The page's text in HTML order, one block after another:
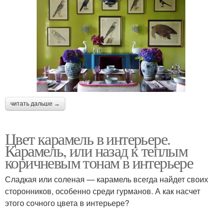
читать дальше →
Цвет карамель в интерьере.
Карамель, или назад к теплым
коричневым тонам в интерьере
Сладкая или соленая — карамель всегда найдет своих
сторонников, особенно среди гурманов. А как насчет
этого сочного цвета в интерьере?